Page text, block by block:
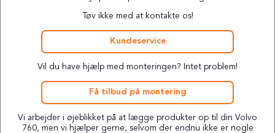
Tøv ikke med at kontakte os!
Kundeservice
Vil du have hjælp med monteringen? Intet problem!
Få tilbud på montering
Vi arbejder i øjeblikket på at lægge produkter op til din Volvo
760, men vi hjælper gerne, selvom der endnu ikke er nogle